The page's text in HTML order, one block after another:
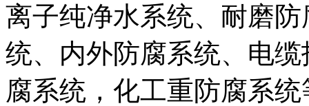
离子纯净水系统、耐磨
统、内外防腐系统、电
腐系统，化工重防腐系